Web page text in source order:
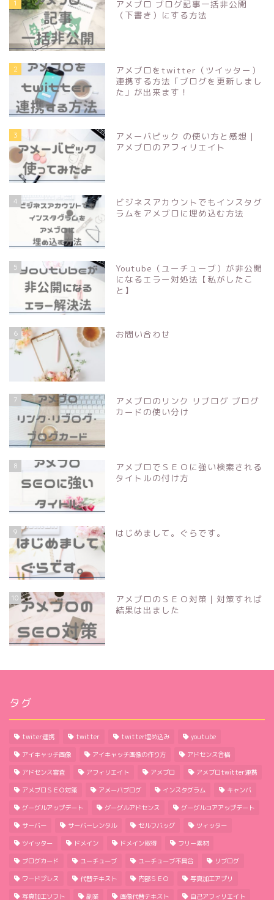
1
アメブロ ブログ記事一括非公開
（下書き）にする方法
2
アメブロをtwitter（ツイッター）
連携する方法「ブログを更新しまし
た」が出来ます！
3
アメーバピック の使い方と感想 |
アメブロのアフィリエイト
4
ビジネスアカウントでもインスタグ
ラムをアメブロに埋め込む方法
5
Youtube（ユーチューブ）が非公開
になるエラー対処法【私がしたこ
と】
6 お問い合わせ
7
アメブロのリンク リブログ ブログ
カードの使い分け
8
アメブロでＳＥＯに強い検索される
タイトルの付け方
9 はじめまして。ぐらです。
10
アメブロのＳＥＯ対策｜対策すれば
結果は出ました
タグ
twiter連携 twitter twitter埋め込み youtube
アイキャッチ画像 アイキャッチ画像の作り方 アドセンス合格
アドセンス審査 アフィリエイト アメブロ アメブロtwitter連携
アメブロＳＥＯ対策 アメーバブログ インスタグラム キャンバ
グーグルアップデート グーグルアドセンス グーグルコアアップデート
サーバー サーバーレンタル セルフバッグ ツィッター
ツイッター ドメイン ドメイン取得 フリー素材
ブログカード ユーチューブ ユーチューブ不具合 リブログ
ワードプレス 代替テキスト 内部ＳＥＯ 写真加工アプリ
写真加工ソフト 副業 画像代替テキスト 自己アフィリエイト
わたしのこと
サイトマップ